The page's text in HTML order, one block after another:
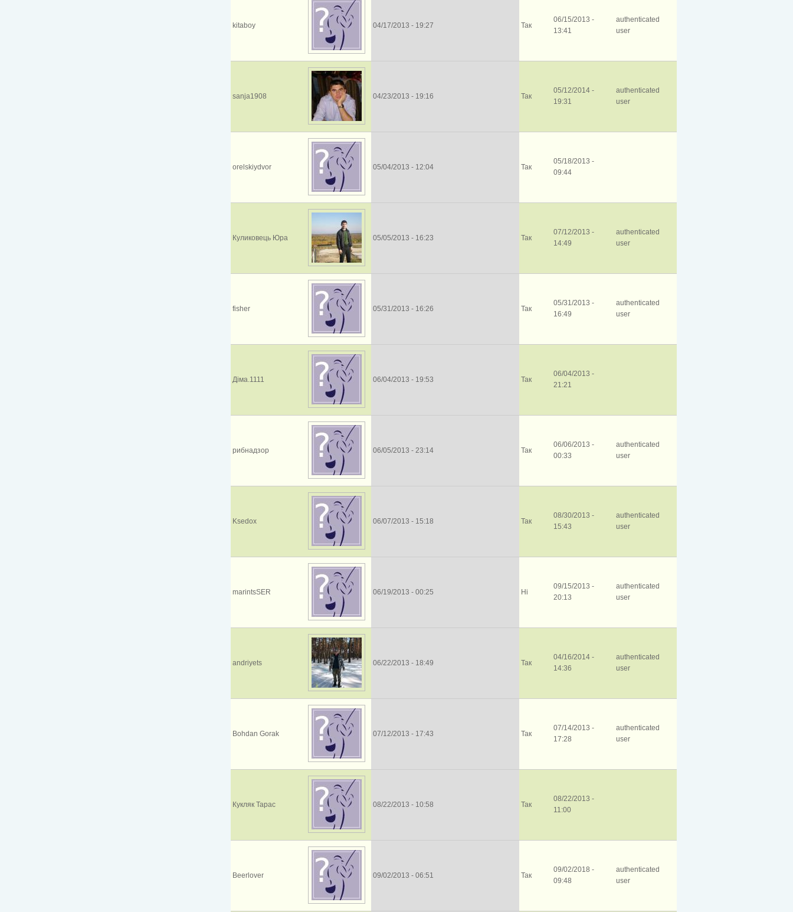
kitaboy 04/17/2013 - 19:27 Так
06/15/2013 -
13:41
authenticated
user
sanja1908 04/23/2013 - 19:16 Так
05/12/2014 -
19:31
authenticated
user
orelskiydvor 05/04/2013 - 12:04 Так
05/18/2013 -
09:44
Куликовець Юра 05/05/2013 - 16:23 Так
07/12/2013 -
14:49
authenticated
user
fisher 05/31/2013 - 16:26 Так
05/31/2013 -
16:49
authenticated
user
Діма.1111 06/04/2013 - 19:53 Так
06/04/2013 -
21:21
рибнадзор 06/05/2013 - 23:14 Так
06/06/2013 -
00:33
authenticated
user
Ksedox 06/07/2013 - 15:18 Так
08/30/2013 -
15:43
authenticated
user
marintsSER 06/19/2013 - 00:25 Ні
09/15/2013 -
20:13
authenticated
user
andriyets 06/22/2013 - 18:49 Так
04/16/2014 -
14:36
authenticated
user
Bohdan Gorak 07/12/2013 - 17:43 Так
07/14/2013 -
17:28
authenticated
user
Кукляк Тарас 08/22/2013 - 10:58 Так
08/22/2013 -
11:00
Beerlover 09/02/2013 - 06:51 Так
09/02/2018 -
09:48
authenticated
user